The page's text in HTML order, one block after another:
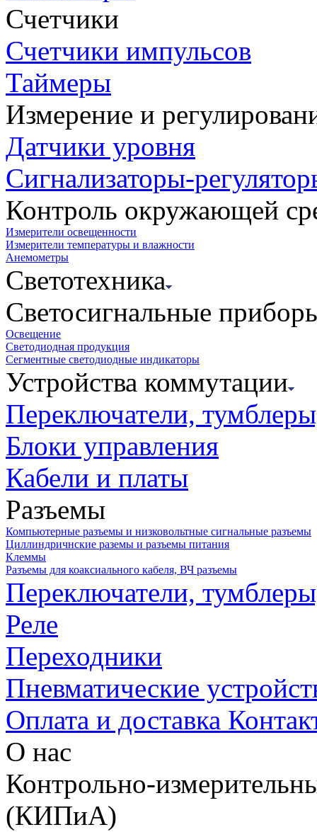
Счетчики
Счетчики импульсов
Таймеры
Измерение и
Датчики уровня
Сигнализаторы-
Контроль окружающей
Измерители освещенности
Измерители температуры и влажности
Анемометры
Светотехника
Светосигнальные
Освещение
Светодиодная продукция
Сегментные светодиодные индикаторы
Устройства коммутации
Переключатели,
Блоки управления
Кабели и платы
Разъемы
Компьютерные разъемы и низковольтные сигнальные разъемы
Циллиндричнские раземы и разъемы питания
Клеммы
Разъемы для коаксиального кабеля, ВЧ разъемы
Переключатели,
Реле
Переходники
Пневматические
Оплата и доставка
О нас
Контрольно-
(КИПиА)